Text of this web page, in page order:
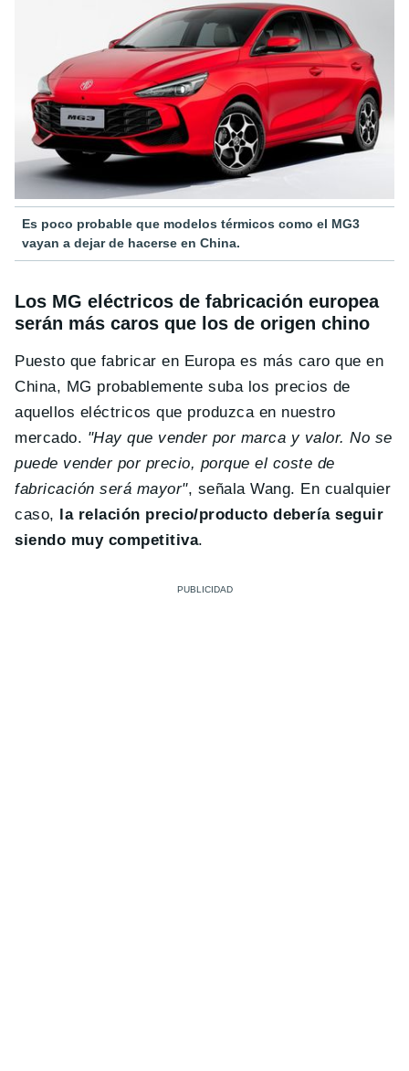
Es poco probable que modelos térmicos como el MG3
vayan a dejar de hacerse en China.
Los MG eléctricos de fabricación europea
serán más caros que los de origen chino
Puesto que fabricar en Europa es más caro que en
China, MG probablemente suba los precios de
aquellos eléctricos que produzca en nuestro
mercado. "Hay que vender por marca y valor. No se
puede vender por precio, porque el coste de
fabricación será mayor", señala Wang. En cualquier
caso, la relación precio/producto debería seguir
siendo muy competitiva.